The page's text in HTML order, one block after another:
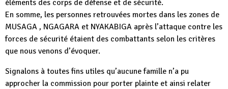
éléments des corps de défense et de sécurité.
En somme, les personnes retrouvées mortes dans les zones de
MUSAGA , NGAGARA et NYAKABIGA après l’attaque contre les
forces de sécurité étaient des combattants selon les critères
que nous venons d’évoquer.
Signalons à toutes fins utiles qu’aucune famille n’a pu
approcher la commission pour porter plainte et ainsi relater